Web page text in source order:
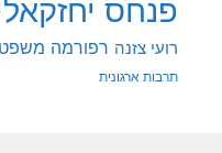
פנחס
רועי צזנה רפורמה
תרבות ארגונית